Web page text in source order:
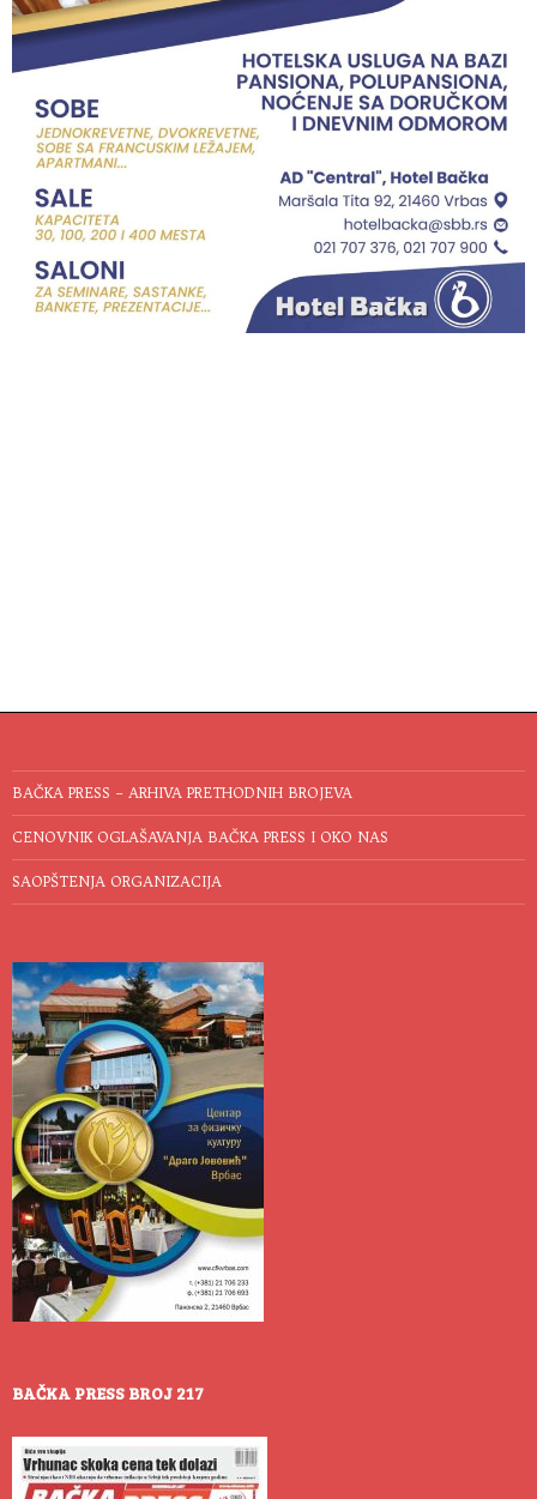
BAČKA PRESS – ARHIVA PRETHODNIH BROJEVA
CENOVNIK OGLAŠAVANJA BAČKA PRESS I OKO NAS
SAOPŠTENJA ORGANIZACIJA
BAČKA PRESS BROJ 217